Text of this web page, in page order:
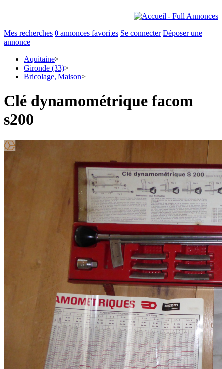
Mes recherches 0 annonces favorites Se connecter Déposer une
annonce
Aquitaine>
Gironde (33)>
Bricolage, Maison>
Clé dynamométrique facom
s200